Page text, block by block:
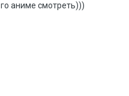
го аниме смотреть)))